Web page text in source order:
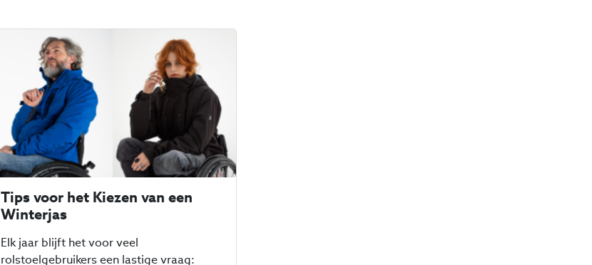
Tips voor het Kiezen van een
Winterjas
Elk jaar blijft het voor veel
rolstoelgebruikers een lastige vraag: